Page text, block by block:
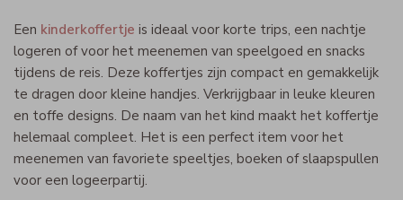
Een kinderkoffertje is ideaal voor korte trips, een nachtje
logeren of voor het meenemen van speelgoed en snacks
tijdens de reis. Deze koffertjes zijn compact en gemakkelijk
te dragen door kleine handjes. Verkrijgbaar in leuke kleuren
en toffe designs. De naam van het kind maakt het koffertje
helemaal compleet. Het is een perfect item voor het
meenemen van favoriete speeltjes, boeken of slaapspullen
voor een logeerpartij.